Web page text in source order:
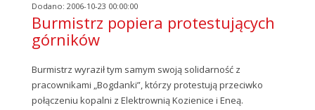
Dodano: 2006-10-23 00:00:00
Burmistrz popiera protestujących
górników
Burmistrz wyraził tym samym swoją solidarność z
pracownikami „Bogdanki”, którzy protestują przeciwko
połączeniu kopalni z Elektrownią Kozienice i Eneą.